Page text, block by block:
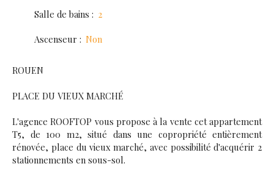
Salle de bains : 2
Ascenseur : Non
ROUEN
PLACE DU VIEUX MARCHÉ
L'agence ROOFTOP vous propose à la vente cet appartement
T5, de 100 m2, situé dans une copropriété entièrement
rénovée, place du vieux marché, avec possibilité d'acquérir 2
stationnements en sous-sol.